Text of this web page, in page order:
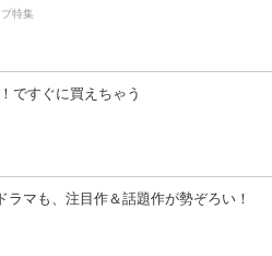
特集
ですぐに買えちゃう
ラマも、注目作＆話題作が勢ぞろい！